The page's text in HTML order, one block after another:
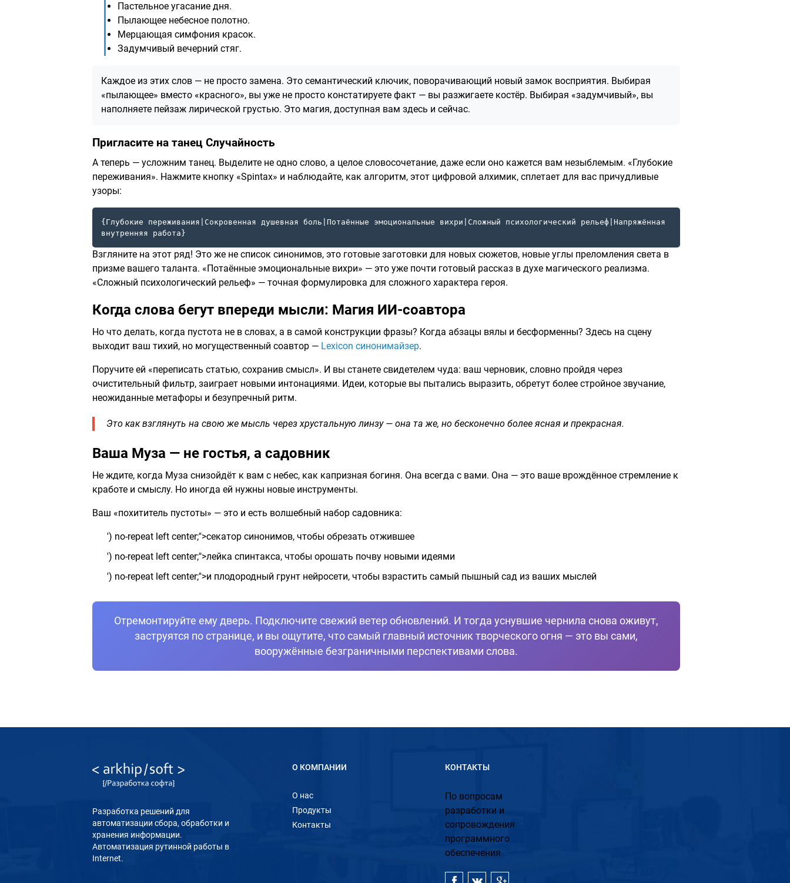
Пастельное угасание дня.
Пылающее небесное полотно.
Мерцающая симфония красок.
Задумчивый вечерний стяг.
Каждое из этих слов — не просто замена. Это семантический ключик, поворачивающий новый замок восприятия. Выбирая
«пылающее» вместо «красного», вы уже не просто констатируете факт — вы разжигаете костёр. Выбирая «задумчивый», вы
наполняете пейзаж лирической грустью. Это магия, доступная вам здесь и сейчас.
Пригласите на танец Случайность
А теперь — усложним танец. Выделите не одно слово, а целое словосочетание, даже если оно кажется вам незыблемым. «Глубокие
переживания». Нажмите кнопку «Spintax» и наблюдайте, как алгоритм, этот цифровой алхимик, сплетает для вас причудливые
узоры:
{Глубокие переживания|Сокровенная душевная боль|Потаённые эмоциональные вихри|Сложный психологический рельеф|Напряжённая
внутренняя работа}
Взгляните на этот ряд! Это же не список синонимов, это готовые заготовки для новых сюжетов, новые углы преломления света в
призме вашего таланта. «Потаённые эмоциональные вихри» — это уже почти готовый рассказ в духе магического реализма.
«Сложный психологический рельеф» — точная формулировка для сложного характера героя.
Когда слова бегут впереди мысли: Магия ИИ-соавтора
Но что делать, когда пустота не в словах, а в самой конструкции фразы? Когда абзацы вялы и бесформенны? Здесь на сцену
выходит ваш тихий, но могущественный соавтор — Lexicon синонимайзер.
Поручите ей «переписать статью, сохранив смысл». И вы станете свидетелем чуда: ваш черновик, словно пройдя через
очистительный фильтр, заиграет новыми интонациями. Идеи, которые вы пытались выразить, обретут более стройное звучание,
неожиданные метафоры и безупречный ритм.
Это как взглянуть на свою же мысль через хрустальную линзу — она та же, но бесконечно более ясная и прекрасная.
Ваша Муза — не гостья, а садовник
Не ждите, когда Муза снизойдёт к вам с небес, как капризная богиня. Она всегда с вами. Она — это ваше врождённое стремление к
кработе и смыслу. Но иногда ей нужны новые инструменты.
Ваш «похититель пустоты» — это и есть волшебный набор садовника:
') no-repeat left center;">секатор синонимов, чтобы обрезать отжившее
') no-repeat left center;">лейка спинтакса, чтобы орошать почву новыми идеями
') no-repeat left center;">и плодородный грунт нейросети, чтобы взрастить самый пышный сад из ваших мыслей
Отремонтируйте ему дверь. Подключите свежий ветер обновлений. И тогда уснувшие чернила снова оживут,
заструятся по странице, и вы ощутите, что самый главный источник творческого огня — это вы сами,
вооружённые безграничными перспективами слова.
Разработка решений для
автоматизации сбора, обработки и
хранения информации.
Автоматизация рутинной работы в
Internet.
О КОМПАНИИ
О нас
Продукты
Контакты
КОНТАКТЫ
По вопросам
разработки и
сопровождения
программного
обеспечения